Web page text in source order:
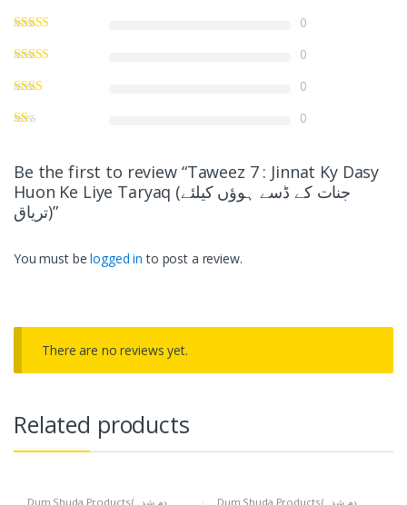
0
0
0
0
Be the first to review “Taweez 7 : Jinnat Ky Dasy
Huon Ke Liye Taryaq (جنات کے ڈسے ہوؤں کیلئے
تریاق)”
You must belogged in to post a review.
There are no reviews yet.
Related products
Dum Shuda Products (دم شدہ Dum Shuda Products (دم شدہ